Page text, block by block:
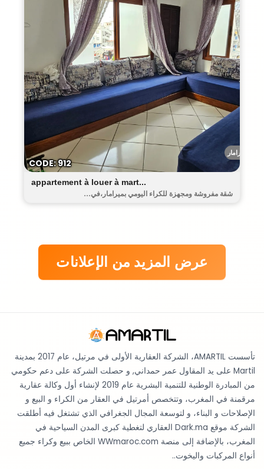
ميرامار
appartement à louer à mart...
شقة مفروشة ومجهزة للكراء اليومي بميرامار،في...
CODE: 912
عرض المزيد من الإعلانات
تأسست AMARTIL، الشركة العقارية الأولى في مرتيل، عام 2017 بمدينة
Martil على يد المقاول عمر حمداني, و حصلت الشركة على دعم حكومي
من المبادرة الوطنية للتنمية البشرية عام 2019 لإنشاء أول وكالة عقارية
مرقمنة في المغرب، وتتخصص أمرتيل في العقار من الكراء و البيع و
الإصلاحات و البناء، و لتوسعة المجال الجغرافي الذي تشتغل فيه أطلقت
الشركة موقع Dark.ma العقاري لتغطية كبرى المدن السياحية في
المغرب، بالإضافة إلى منصة WWmaroc.com الخاص ببيع وكراء جميع
أنواع المركبات واليخوت..